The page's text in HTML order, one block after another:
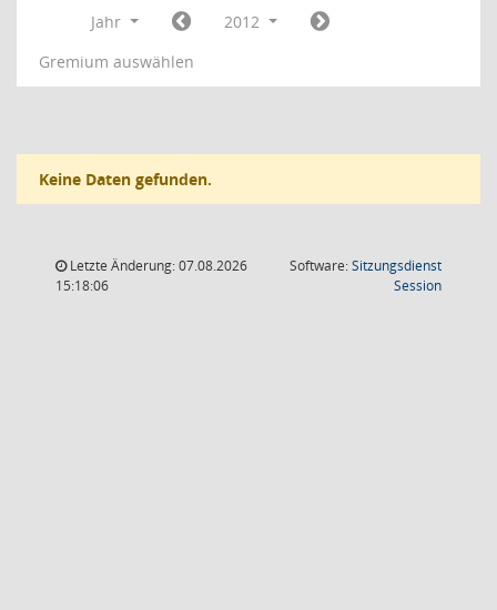
Jahr
2012
Gremium auswählen
Keine Daten gefunden.
Letzte Änderung: 07.08.2026
15:18:06
Software:Sitzungsdienst
Session(Wird in